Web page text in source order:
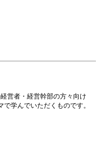
営者・経営幹部の方々向け
学んでいただくものです。